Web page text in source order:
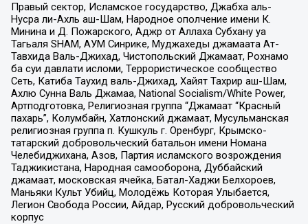
Правый сектор, Исламское государство, Джабха аль-
Нусра ли-Ахль аш-Шам, Народное ополчение имени К.
Минина и Д. Пожарского, Аджр от Аллаха Субхану уа
Тагьаля SHAM, АУМ Синрике, Муджахеды джамаата Ат-
Тавхида Валь-Джихад, Чистопольский Джамаат, Рохнамо
ба суи давлати исломи, Террористическое сообщество
Сеть, Катиба Таухид валь-Джихад, Хайят Тахрир аш-Шам,
Ахлю Сунна Валь Джамаа, National Socialism/White Power,
Артподготовка, Религиозная группа “Джамаат “Красный
пахарь”, Колумбайн, Хатлонский джамаат, Мусульманская
религиозная группа п. Кушкуль г. Оренбург, Крымско-
татарский добровольческий батальон имени Номана
Челебиджихана, Азов, Партия исламского возрождения
Таджикистана, Народная самооборона, Дуббайский
джамаат, московская ячейка, Батал-Хаджи Белхороев,
Маньяки Культ Убийц, Молодёжь Которая Улыбается,
Легион Свобода России, Айдар, Русский добровольческий
корпус